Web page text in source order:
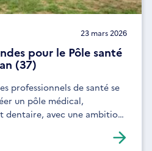
23 mars 2026
pour le Pôle santé
(37)
professionnels de santé se
un pôle médical,
dentaire, avec une ambition